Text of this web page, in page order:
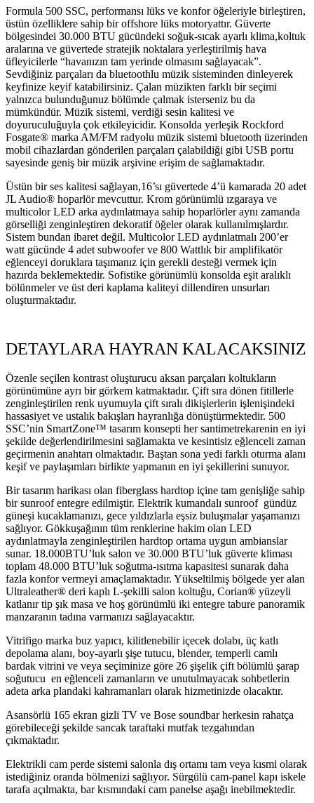
Formula 500 SSC, performansı lüks ve konfor öğeleriyle birleştiren,
üstün özelliklere sahip bir offshore lüks motoryattır. Güverte
bölgesindei 30.000 BTU gücündeki soğuk-sıcak ayarlı klima,koltuk
aralarına ve güvertede stratejik noktalara yerleştirilmiş hava
üfleyicilerle “havanızın tam yerinde olmasını sağlayacak”.
Sevdiğiniz parçaları da bluetoothlu müzik sisteminden dinleyerek
keyfinize keyif katabilirsiniz. Çalan müzikten farklı bir seçimi
yalnızca bulunduğunuz bölümde çalmak isterseniz bu da
mümkündür. Müzik sistemi, verdiği sesin kalitesi ve
doyuruculuğuyla çok etkileyicidir. Konsolda yerleşik Rockford
Fosgate® marka AM/FM radyolu müzik sistemi bluetooth üzerinden
mobil cihazlardan gönderilen parçaları çalabildiği gibi USB portu
sayesinde geniş bir müzik arşivine erişim de sağlamaktadır.
Üstün bir ses kalitesi sağlayan,16’sı güvertede 4’ü kamarada 20 adet
JL Audio® hoparlör mevcuttur. Krom görünümlü ızgaraya ve
multicolor LED arka aydınlatmaya sahip hoparlörler aynı zamanda
görselliği zenginleştiren dekoratif öğeler olarak kullanılmışlardır.
Sistem bundan ibaret değil. Multicolor LED aydınlatmalı 200’er
watt gücünde 4 adet subwoofer ve 800 Wattlık bir amplifikatör
eğlenceyi doruklara taşımanız için gerekli desteği vermek için
hazırda beklemektedir. Sofistike görünümlü konsolda eşit aralıklı
bölünmeler ve üst deri kaplama kaliteyi dillendiren unsurları
oluşturmaktadır.
DETAYLARA HAYRAN KALACAKSINIZ
Özenle seçilen kontrast oluşturucu aksan parçaları koltukların
görünümüne ayrı bir görkem katmaktadır. Çift sıra dönen fitillerle
zenginleştirilen renk uyumuyla çift sıralı dikişlerlerin işlenişindeki
hassasiyet ve ustalık bakışları hayranlığa dönüştürmektedir. 500
SSC’nin SmartZone™ tasarım konsepti her santimetrekarenin en iyi
şekilde değerlendirilmesini sağlamakta ve kesintisiz eğlenceli zaman
geçirmenin anahtarı olmaktadır. Baştan sona yedi farklı oturma alanı
keşif ve paylaşımları birlikte yapmanın en iyi şekillerini sunuyor.
Bir tasarım harikası olan fiberglass hardtop içine tam genişliğe sahip
bir sunroof entegre edilmiştir. Elektrik kumandalı sunroof gündüz
güneşi kucaklamanızı, gece yıldızlarla eşsiz buluşmalar yaşamanızı
sağlıyor. Gökkuşağının tüm renklerine hakim olan LED
aydınlatmayla zenginleştirilen hardtop ortama uygun ambianslar
sunar. 18.000BTU’luk salon ve 30.000 BTU’luk güverte kliması
toplam 48.000 BTU’luk soğutma-ısıtma kapasitesi sunarak daha
fazla konfor vermeyi amaçlamaktadır. Yükseltilmiş bölgede yer alan
Ultraleather® deri kaplı L-şekilli salon koltuğu, Corian® yüzeyli
katlanır tip şık masa ve hoş görünümlü iki entegre tabure panoramik
manzaranın tadına varmanızı sağlayacaktır.
Vitrifigo marka buz yapıcı, kilitlenebilir içecek dolabı, üç katlı
depolama alanı, boy-ayarlı şişe tutucu, blender, temperli camlı
bardak vitrini ve veya seçiminize göre 26 şişelik çift bölümlü şarap
soğutucu en eğlenceli zamanların ve unutulmayacak sohbetlerin
adeta arka plandaki kahramanları olarak hizmetinizde olacaktır.
Asansörlü 165 ekran gizli TV ve Bose soundbar herkesin rahatça
görebileceği şekilde sancak taraftaki mutfak tezgahından
çıkmaktadır.
Elektrikli cam perde sistemi salonla dış ortamı tam veya kısmi olarak
istediğiniz oranda bölmenizi sağlıyor. Sürgülü cam-panel kapı iskele
tarafa açılmakta, bar kısmındaki cam panelse aşağı inebilmektedir.